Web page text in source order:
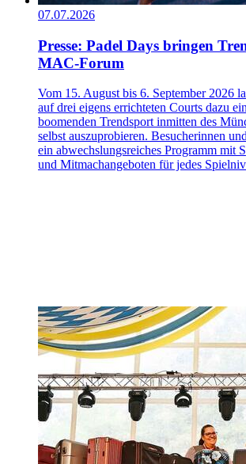
07.07.2026
Presse: Padel Days bringen
MAC-Forum
Vom 15. August bis 6. September 2026
auf drei eigens errichteten Courts dazu
boomenden Trendsport inmitten des
selbst auszuprobieren. Besucherinnen
ein abwechslungsreiches Programm mit
und Mitmachangeboten für jedes